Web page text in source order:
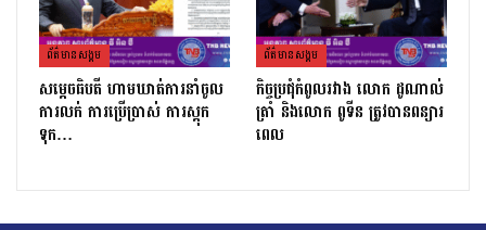
ព័ត៌មាន​សង្គម
សម្ដេចធិបតី ហាមឃាត់ការនាំចូល
ការលក់ ការប្រើប្រាស់ ការស្តុក
ទុក…
ព័ត៌មាន​សង្គម
កិច្ចប្រជុំកំពូលរវាង លោក ដូណាល់
ត្រាំ និងលោក ពូទីន ត្រូវបានពន្យារ
ពេល